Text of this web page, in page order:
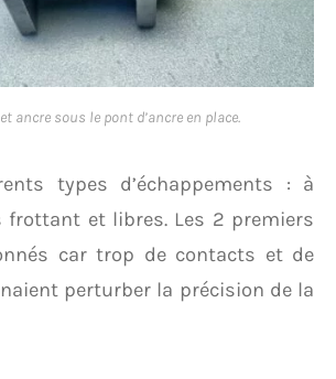
ancre sous le pont d’ancre en place.
types d’échappements : à
frottant et libres. Les 2 premiers
car trop de contacts et de
perturber la précision de la